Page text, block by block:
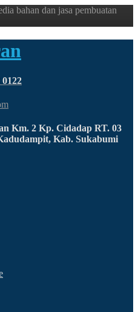
bahan dan jasa pembuatan
0122
Km. 2 Kp. Cidadap RT. 03
Kab. Sukabumi